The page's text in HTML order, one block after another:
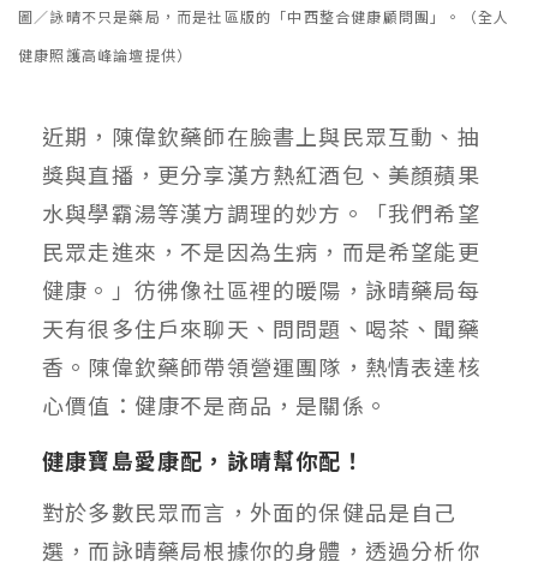
圖／詠晴不只是藥局，而是社區版的「中西整合健康顧問團」。（全人
健康照護高峰論壇提供）
近期，陳偉欽藥師在臉書上與民眾互動、抽
獎與直播，更分享漢方熱紅酒包、美顏蘋果
水與學霸湯等漢方調理的妙方。「我們希望
民眾走進來，不是因為生病，而是希望能更
健康。」彷彿像社區裡的暖陽，詠晴藥局每
天有很多住戶來聊天、問問題、喝茶、聞藥
香。陳偉欽藥師帶領營運團隊，熱情表達核
心價值：健康不是商品，是關係。
健康寶島愛康配，詠晴幫你配！
對於多數民眾而言，外面的保健品是自己
選，而詠晴藥局根據你的身體，透過分析你